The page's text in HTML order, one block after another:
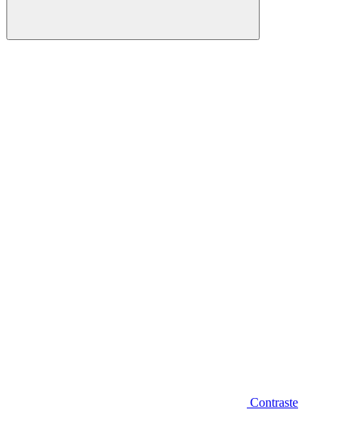
Buscar
Contraste